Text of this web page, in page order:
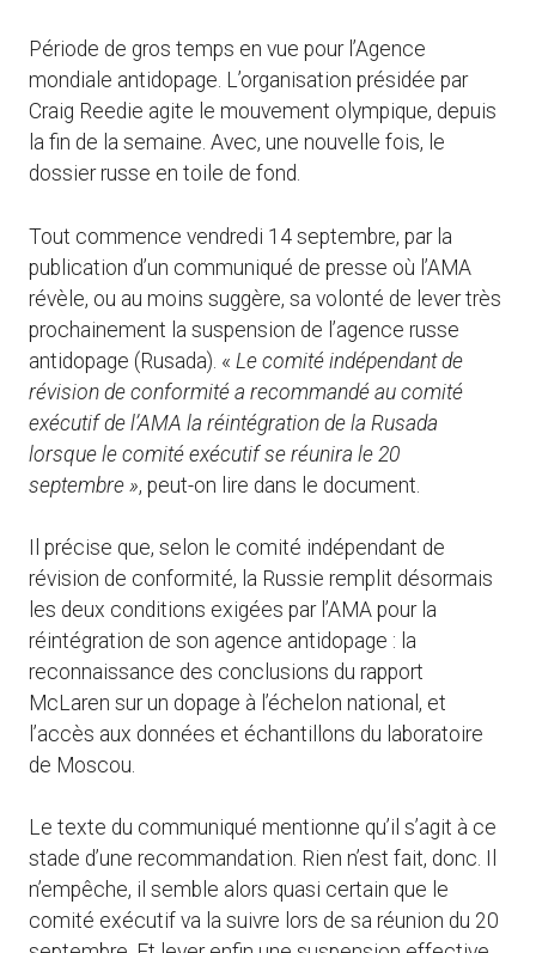
Période de gros temps en vue pour l’Agence
mondiale antidopage. L’organisation présidée par
Craig Reedie agite le mouvement olympique, depuis
la fin de la semaine. Avec, une nouvelle fois, le
dossier russe en toile de fond.
Tout commence vendredi 14 septembre, par la
publication d’un communiqué de presse où l’AMA
révèle, ou au moins suggère, sa volonté de lever très
prochainement la suspension de l’agence russe
antidopage (Rusada). « Le comité indépendant de
révision de conformité a recommandé au comité
exécutif de l’AMA la réintégration de la Rusada
lorsque le comité exécutif se réunira le 20
septembre », peut-on lire dans le document.
Il précise que, selon le comité indépendant de
révision de conformité, la Russie remplit désormais
les deux conditions exigées par l’AMA pour la
réintégration de son agence antidopage : la
reconnaissance des conclusions du rapport
McLaren sur un dopage à l’échelon national, et
l’accès aux données et échantillons du laboratoire
de Moscou.
Le texte du communiqué mentionne qu’il s’agit à ce
stade d’une recommandation. Rien n’est fait, donc. Il
n’empêche, il semble alors quasi certain que le
comité exécutif va la suivre lors de sa réunion du 20